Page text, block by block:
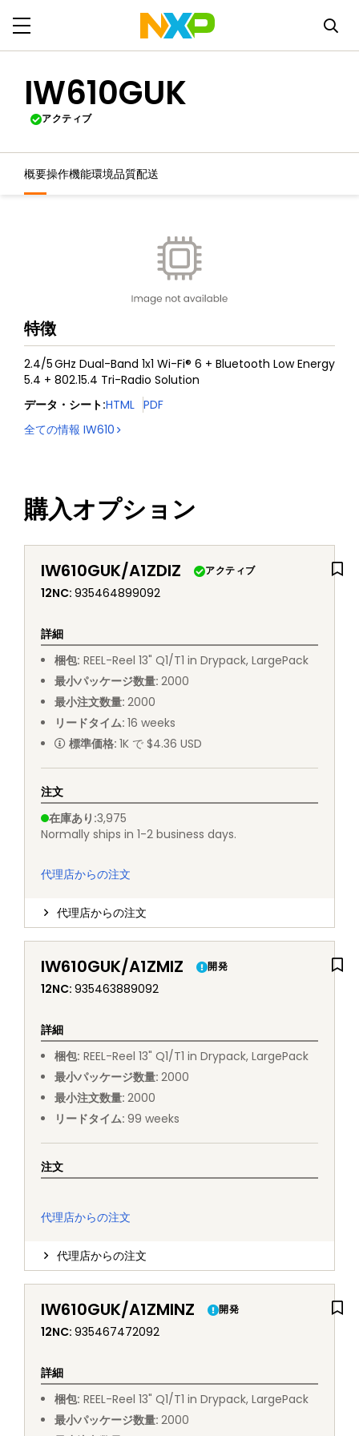
IW610GUK
アクティブ
概要操作機能環境品質配送
特徴
2.4/5 GHz Dual-Band 1x1 Wi-Fi® 6 + Bluetooth Low Energy
5.4 + 802.15.4 Tri-Radio Solution
データ・シート:HTML PDF
全ての情報 IW610
購入オプション
IW610GUK/A1ZDIZ アクティブ
12NC: 935464899092
詳細
梱包: REEL-Reel 13" Q1/T1 in Drypack, LargePack
最小パッケージ数量: 2000
最小注文数量: 2000
リードタイム: 16 weeks
標準価格: 1K で $4.36 USD
注文
在庫あり :3,975
Normally ships in 1-2 business days.
代理店からの注文
代理店からの注文
IW610GUK/A1ZMIZ 開発
12NC: 935463889092
詳細
梱包: REEL-Reel 13" Q1/T1 in Drypack, LargePack
最小パッケージ数量: 2000
最小注文数量: 2000
リードタイム: 99 weeks
注文
代理店からの注文
代理店からの注文
IW610GUK/A1ZMINZ 開発
12NC: 935467472092
詳細
梱包: REEL-Reel 13" Q1/T1 in Drypack, LargePack
最小パッケージ数量: 2000